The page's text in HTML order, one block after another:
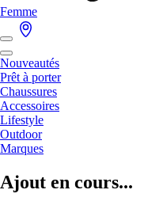
Femme
Nouveautés
Prêt à porter
Chaussures
Accessoires
Lifestyle
Outdoor
Marques
Ajout en cours...